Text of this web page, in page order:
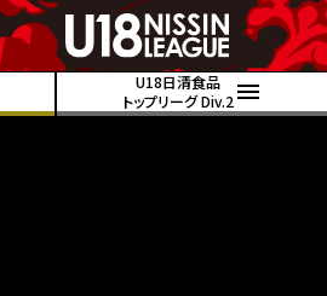
U18日清食品
トップリーグ Div.2